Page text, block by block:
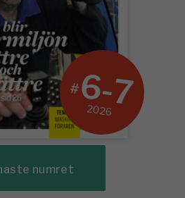
#6-7
2026
numret